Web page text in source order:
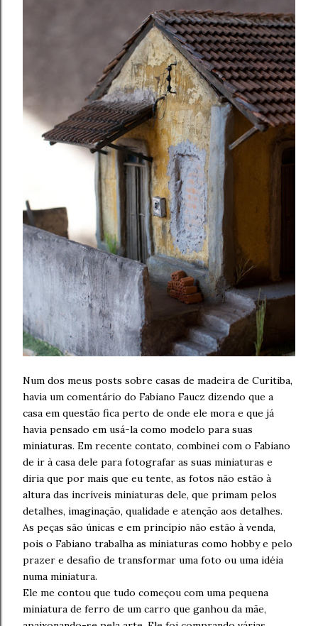
Num dos meus posts sobre casas de madeira de Curitiba,
havia um comentário do Fabiano Faucz dizendo que a
casa em questão fica perto de onde ele mora e que já
havia pensado em usá-la como modelo para suas
miniaturas. Em recente contato, combinei com o Fabiano
de ir à casa dele para fotografar as suas miniaturas e
diria que por mais que eu tente, as fotos não estão à
altura das incríveis miniaturas dele, que primam pelos
detalhes, imaginação, qualidade e atenção aos detalhes.
As peças são únicas e em princípio não estão à venda,
pois o Fabiano trabalha as miniaturas como hobby e pelo
prazer e desafio de transformar uma foto ou uma idéia
numa miniatura.
Ele me contou que tudo começou com uma pequena
miniatura de ferro de um carro que ganhou da mãe,